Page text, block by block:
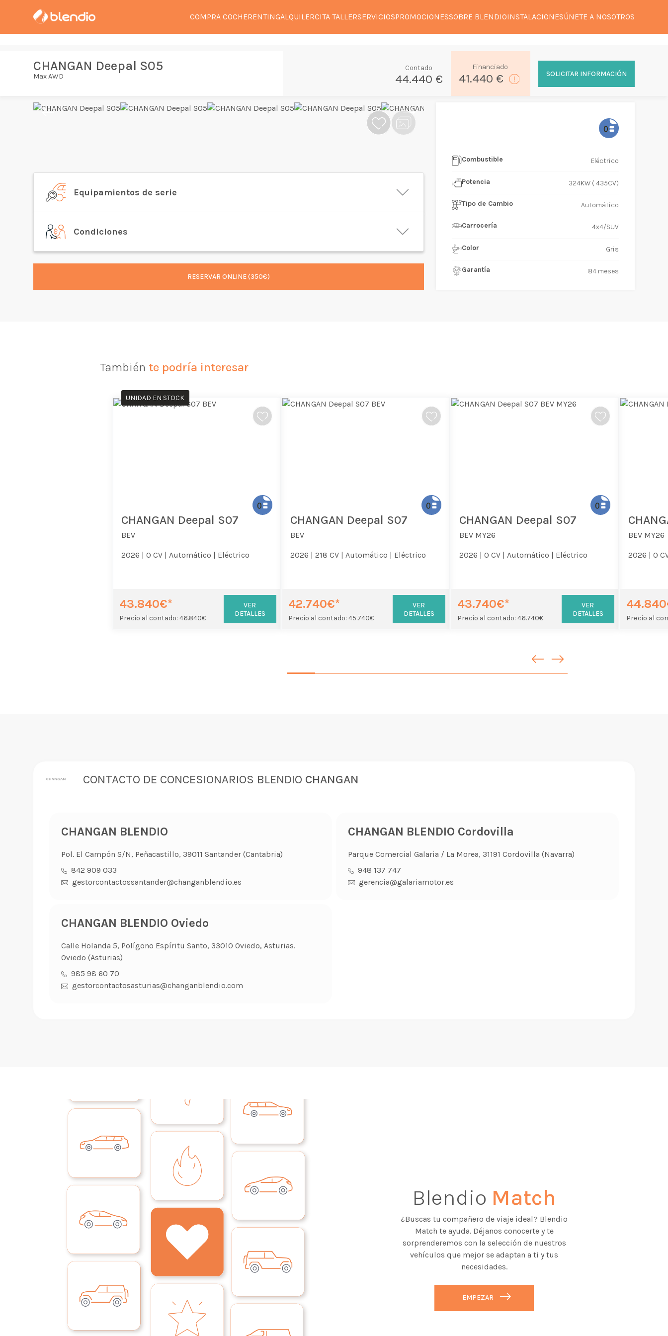
COMPRA COCHERENTINGALQUILERCITA TALLERSERVICIOSPROMOCIONESSOBRE BLENDIOINSTALACIONESÚNETE A NOSOTROS
CHANGAN Deepal S05
Max AWD
Contado
44.440 €
Financiado
41.440 € SOLICITAR INFORMACIÓN
Equipamientos de serie
Condiciones
RESERVAR ONLINE (350€)
Combustible Eléctrico
Potencia 324KW ( 435CV)
Tipo de Cambio Automático
Carrocería 4x4/SUV
Color Gris
Garantía 84 meses
También te podría interesar
UNIDAD EN STOCK
CHANGAN Deepal S07
BEV
2026 | 0 CV | Automático | Eléctrico
43.840€*
Precio al contado: 46.840€
VER
DETALLES
CHANGAN Deepal S07
BEV
2026 | 218 CV | Automático | Eléctrico
42.740€*
Precio al contado: 45.740€
VER
DETALLES
CHANGAN Deepal S07
BEV MY26
2026 | 0 CV | Automático | Eléctrico
43.740€*
Precio al contado: 46.740€
VER
DETALLES
BEV MY26
2026 | 0
Precio al
CONTACTO DE CONCESIONARIOS BLENDIO CHANGAN
CHANGAN BLENDIO
Pol. El Campón S/N, Peñacastillo, 39011 Santander (Cantabria)
842 909 033
gestorcontactossantander@changanblendio.es
CHANGAN BLENDIO Cordovilla
Parque Comercial Galaria / La Morea, 31191 Cordovilla (Navarra)
948 137 747
gerencia@galariamotor.es
CHANGAN BLENDIO Oviedo
Calle Holanda 5, Polígono Espíritu Santo, 33010 Oviedo, Asturias.
Oviedo (Asturias)
985 98 60 70
gestorcontactosasturias@changanblendio.com
Blendio Match
¿Buscas tu compañero de viaje ideal? Blendio
Match te ayuda. Déjanos conocerte y te
sorprenderemos con la selección de nuestros
vehículos que mejor se adaptan a ti y tus
necesidades.
EMPEZAR